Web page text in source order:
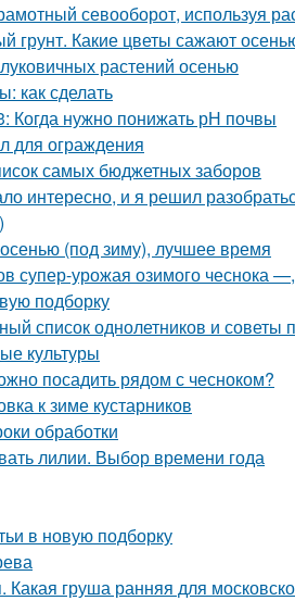
севооборот, используя
грунт. Какие цветы сажают
растений осенью
как сделать
Когда нужно понижать рН почвы
для ограждения
самых бюджетных заборов
интересно, и я решил
(под зиму), лучшее время
супер-урожая озимого чеснока
подборку
список однолетников и советы
культуры
посадить рядом с чесноком?
к зиме кустарников
обработки
лилии. Выбор времени года
в новую подборку
груша ранняя для